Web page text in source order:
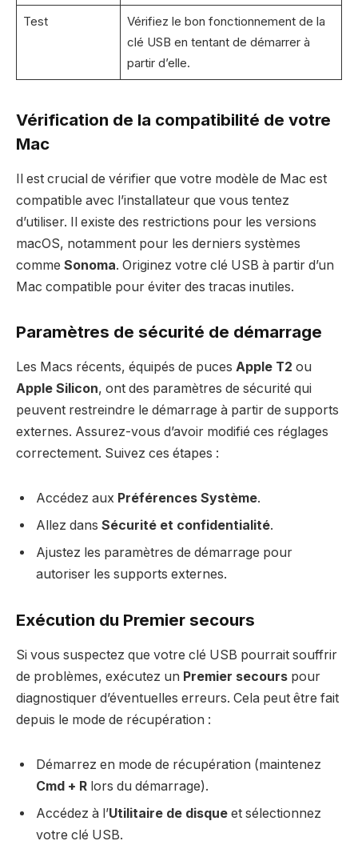
Test
Vérifiez le bon fonctionnement de la
clé USB en tentant de démarrer à
partir d’elle.
Vérification de la compatibilité de votre
Mac
Il est crucial de vérifier que votre modèle de Mac est
compatible avec l’installateur que vous tentez
d’utiliser. Il existe des restrictions pour les versions
macOS, notamment pour les derniers systèmes
comme Sonoma. Originez votre clé USB à partir d’un
Mac compatible pour éviter des tracas inutiles.
Paramètres de sécurité de démarrage
Les Macs récents, équipés de puces Apple T2 ou
Apple Silicon, ont des paramètres de sécurité qui
peuvent restreindre le démarrage à partir de supports
externes. Assurez-vous d’avoir modifié ces réglages
correctement. Suivez ces étapes :
Accédez aux Préférences Système.
Allez dans Sécurité et confidentialité.
Ajustez les paramètres de démarrage pour
autoriser les supports externes.
Exécution du Premier secours
Si vous suspectez que votre clé USB pourrait souffrir
de problèmes, exécutez un Premier secours pour
diagnostiquer d’éventuelles erreurs. Cela peut être fait
depuis le mode de récupération :
Démarrez en mode de récupération (maintenez
Cmd + R lors du démarrage).
Accédez à l’Utilitaire de disque et sélectionnez
votre clé USB.